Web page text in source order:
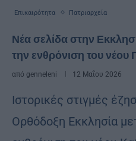
Επικαιρότητα Πατριαρχεία
Νέα σελίδα στην
την ενθρόνιση του νέου
από genneleni 12 Μαΐου 2026
Ιστορικές στιγμές
Ορθόδοξη Εκκλησία